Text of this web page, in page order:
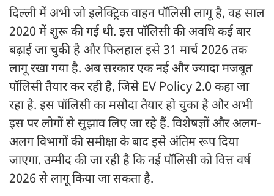
दिल्ली में अभी जो इलेक्ट्रिक वाहन पॉलिसी लागू है, वह साल
2020 में शुरू की गई थी. इस पॉलिसी की अवधि कई बार
बढ़ाई जा चुकी है और फिलहाल इसे 31 मार्च 2026 तक
लागू रखा गया है. अब सरकार एक नई और ज्यादा मजबूत
पॉलिसी तैयार कर रही है, जिसे EV Policy 2.0 कहा जा
रहा है. इस पॉलिसी का मसौदा तैयार हो चुका है और अभी
इस पर लोगों से सुझाव लिए जा रहे हैं. विशेषज्ञों और अलग-
अलग विभागों की समीक्षा के बाद इसे अंतिम रूप दिया
जाएगा. उम्मीद की जा रही है कि नई पॉलिसी को वित्त वर्ष
2026 से लागू किया जा सकता है.